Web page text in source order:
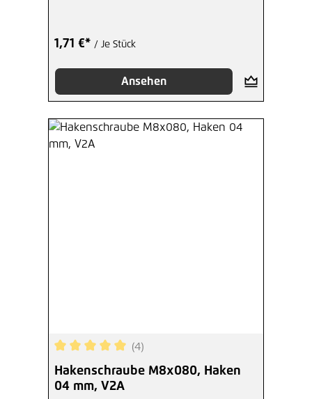
1,71 €* / Je Stück
Ansehen
Durchschnittliche Bewertung von 5 von 5
(4)
Hakenschraube M8x080, Haken
04 mm, V2A